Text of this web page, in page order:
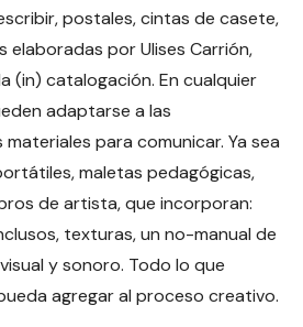
postales, cintas de casete,
elaboradas por Ulises Carrión,
(in) catalogación. En cualquier
adaptarse a las
para comunicar. Ya sea
maletas pedagógicas,
de artista, que incorporan:
texturas, un no-manual de
y sonoro. Todo lo que
agregar al proceso creativo.